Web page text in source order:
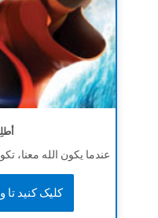
عندما يكون الله معنا،
کلیک کنید